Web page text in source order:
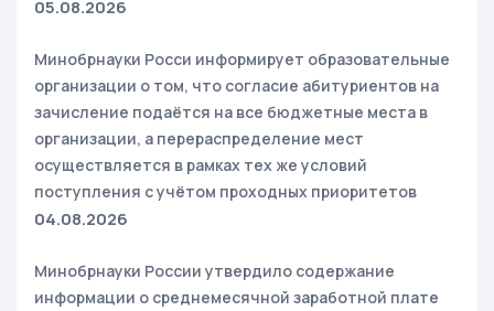
05.08.2026
Минобрнауки Росси информирует образовательные
организации о том, что согласие абитуриентов на
зачисление подаётся на все бюджетные места в
организации, а перераспределение мест
осуществляется в рамках тех же условий
поступления с учётом проходных приоритетов
04.08.2026
Минобрнауки России утвердило содержание
информации о среднемесячной заработной плате